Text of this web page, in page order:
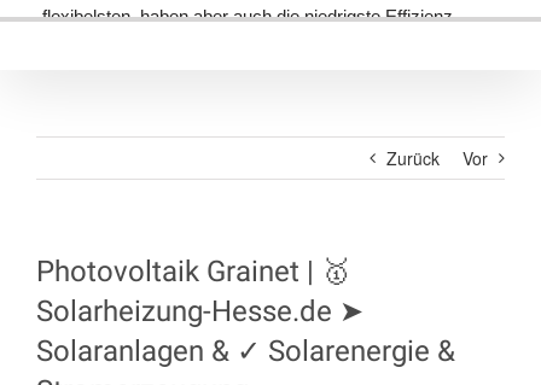
Zurück Vor
Photovoltaik Grainet | 🥇
Solarheizung-Hesse.de ➤
Solaranlagen & ✓ Solarenergie &